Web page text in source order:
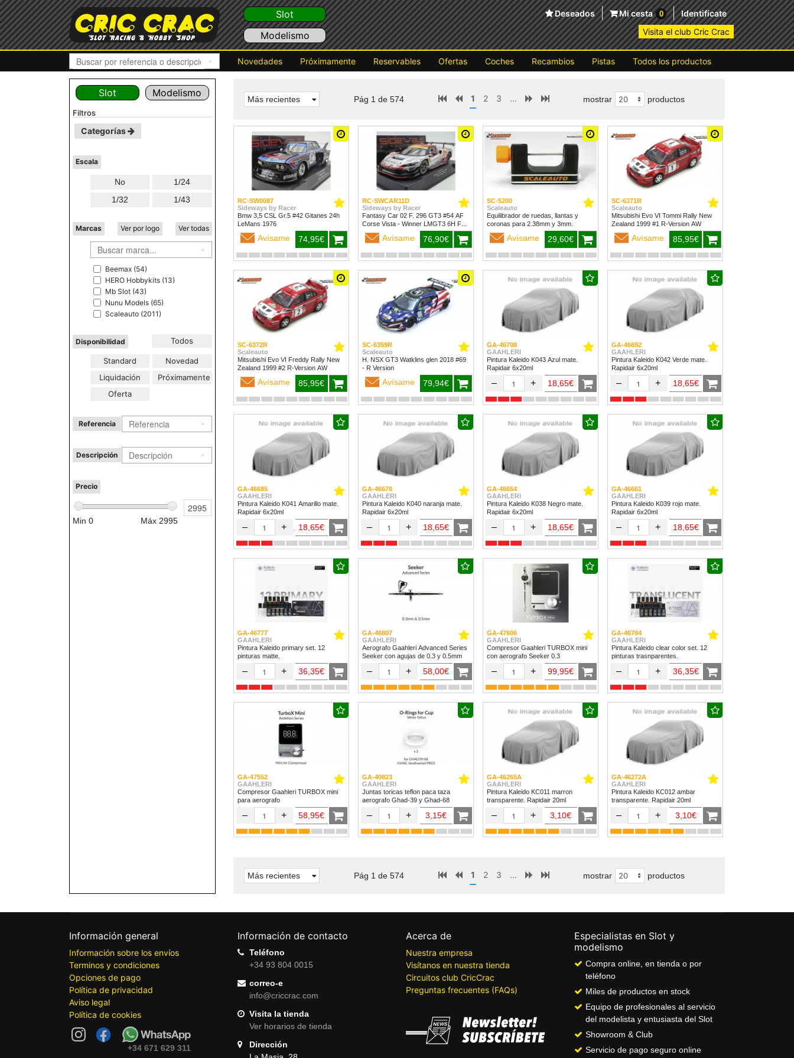
Slot
Modelismo
Deseados Mi cesta 0
Identifícate
Visita el club Cric Crac
Novedades Próximamente Reservables Ofertas Coches Recambios Pistas Todos los productos
Slot Modelismo
filtros
Categorías
Escala
No
1/24
1/32
1/43
Marcas Ver por logo Ver todas
Beemax (54)
HERO Hobbykits (13)
Mb Slot (43)
Nunu Models (65)
Scaleauto (2011)
Disponibilidad Todos
Standard
Novedad
Liquidación
Próximamente
Oferta
Referencia
Descripción
Precio
Min 0 Máx 2995
Más recientes Pág 1 de 574 1 2 3 ... mostrar productos
RC-SW0087
Sideways by Racer
Bmw 3,5 CSL Gr.5 #42 Gitanes 24h
LeMans 1976
Avísame 74,95€
RC-SWCAR11D
Sideways by Racer
Fantasy Car 02 F. 296 GT3 #54 AF
Corse Vista - Winner LMGT3 6H Fuji
2024
Avísame 76,90€
SC-5200
Scaleauto
Equilibrador de ruedas, llantas y
coronas para 2.38mm y 3mm.
Avísame 29,60€
SC-6371R
Scaleauto
Mitsubishi Evo VI Tommi Rally New
Zealand 1999 #1 R-Version AW
Avísame 85,95€
SC-6372R
Scaleauto
Mitsubishi Evo VI Freddy Rally New
Zealand 1999 #2 R-Version AW
Avísame 85,95€
SC-6359R
Scaleauto
H. NSX GT3 Watklins glen 2018 #69
- R Version
Avísame 79,94€
GA-46708
GAAHLERI
Pintura Kaleido K043 Azul mate.
Rapidair 6x20ml
– + 18,65€
GA-46692
GAAHLERI
Pintura Kaleido K042 Verde mate.
Rapidair 6x20ml
– + 18,65€
GA-46685
GAAHLERI
Pintura Kaleido K041 Amarillo mate.
Rapidair 6x20ml
– + 18,65€
GA-46678
GAAHLERI
Pintura Kaleido K040 naranja mate.
Rapidair 6x20ml
– + 18,65€
GA-46654
GAAHLERI
Pintura Kaleido K038 Negro mate.
Rapidair 6x20ml
– + 18,65€
GA-46661
GAAHLERI
Pintura Kaleido K039 rojo mate.
Rapidair 6x20ml
– + 18,65€
GA-46777
GAAHLERI
Pintura Kaleido primary set. 12
pinturas matte.
– + 36,35€
GA-46807
GAAHLERI
Aerografo Gaahleri Advanced Series
Seeker con agujas de 0.3 y 0.5mm
– + 58,00€
GA-47606
GAAHLERI
Compresor Gaahleri TURBOX mini
con aerografo Seeker 0.3
– + 99,95€
GA-46784
GAAHLERI
Pintura Kaleido clear color set. 12
pinturas trasnparentes.
– + 36,35€
GA-47552
GAAHLERI
Compresor Gaahleri TURBOX mini
para aerografo
– + 58,95€
GA-40823
GAAHLERI
Juntas toricas teflon paca taza
aerografo Ghad-39 y Ghad-68
– + 3,15€
GA-46265A
GAAHLERI
Pintura Kaleido KC011 marron
transparente. Rapidair 20ml
– + 3,10€
GA-46272A
GAAHLERI
Pintura Kaleido KC012 ambar
transparente. Rapidair 20ml
– + 3,10€
Más recientes Pág 1 de 574 1 2 3 ... mostrar productos
Información general
Información sobre los envíos
Terminos y condiciones
Opciones de pago
Política de privacidad
Aviso legal
Política de cookies
+34 671 629 311
Información de contacto
Teléfono
+34 93 804 0015
correo-e
info@criccrac.com
Visita la tienda
Ver horarios de tienda
Dirección
Acerca de
Nuestra empresa
Visítanos en nuestra tienda
Circuitos club CricCrac
Preguntas frecuentes (FAQs)
Especialistas en Slot y
modelismo
Compra online, en tienda o por
teléfono
Miles de productos en stock
Equipo de profesionales al servicio
del modelista y entusiasta del Slot
Showroom & Club
Servicio de pago seguro online